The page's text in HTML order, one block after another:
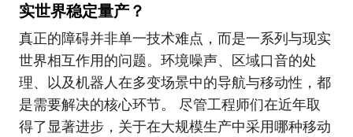
实世界稳定量产？
真正的障碍并非单一技术难点，而是一系列与现实
世界相互作用的问题。环境噪声、区域口音的处
理、以及机器人在多变场景中的导航与移动性，都
是需要解决的核心环节。 尽管工程师们在近年取
得了显著进步，关于在大规模生产中采用哪种移动